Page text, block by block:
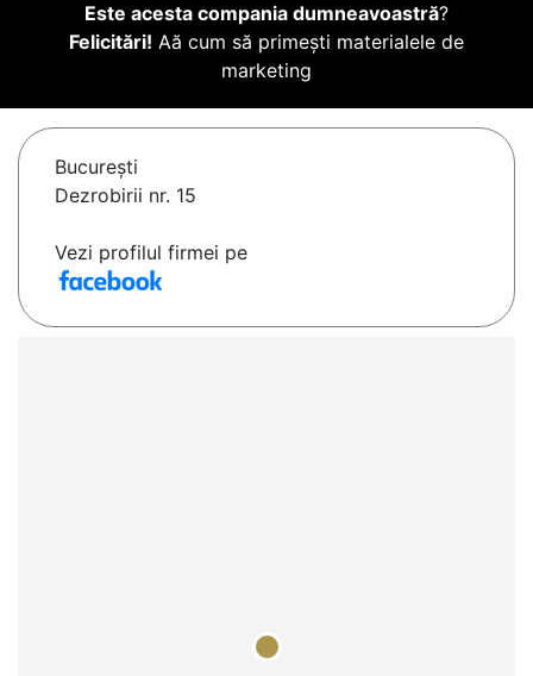
Este acesta compania dumneavoastră?
Felicitări! Aă cum să primești materialele de
marketing
Bucureşti
Dezrobirii nr. 15
Vezi profilul firmei pe